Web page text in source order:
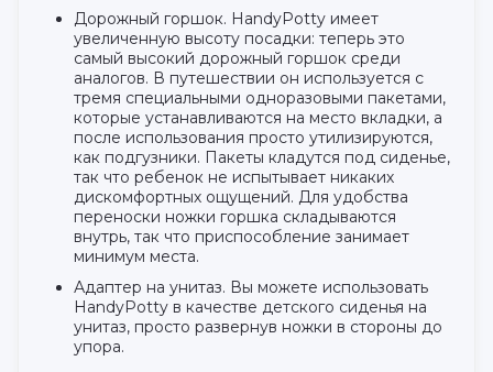
Дорожный горшок. HandyPotty имеет
увеличенную высоту посадки: теперь это
самый высокий дорожный горшок среди
аналогов. В путешествии он используется с
тремя специальными одноразовыми пакетами,
которые устанавливаются на место вкладки, а
после использования просто утилизируются,
как подгузники. Пакеты кладутся под сиденье,
так что ребенок не испытывает никаких
дискомфортных ощущений. Для удобства
переноски ножки горшка складываются
внутрь, так что приспособление занимает
минимум места.
Адаптер на унитаз. Вы можете использовать
HandyPotty в качестве детского сиденья на
унитаз, просто развернув ножки в стороны до
упора.